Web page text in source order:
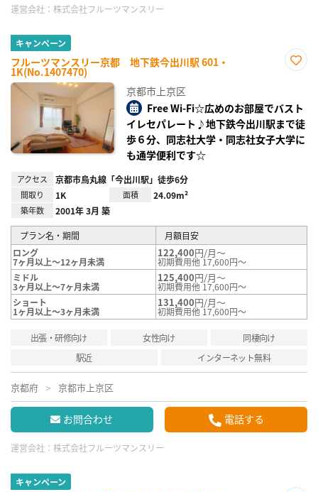
運営会社： 株式会社フルーツマンスリー
キャンペーン
フルーツマンスリー京都 地下鉄今出川駅 601・
1K(No.1407470)
録
京都市上京区
Free Wi-Fi☆広めのお部屋でバスト
イレセパレート♪地下鉄今出川駅まで徒
歩６分、同志社大学・同志社女子大学に
も通学便利です☆
アクセス 京都市烏丸線「今出川駅」徒歩6分
間取り 1K 面積 24.09m²
築年数 2001年 3月 築
プラン名・期間
月額目安
ロング
7ヶ月以上～12ヶ月未満
122,400円/月～
初期費用他 17,600円～
ミドル
3ヶ月以上～7ヶ月未満
125,400円/月～
初期費用他 17,600円～
ショート
1ヶ月以上～3ヶ月未満
131,400円/月～
初期費用他 17,600円～
出張・研修向け 女性向け
同棲向け
駅近
インターネット無料
京都府 京都市上京区
お問合わせ 電話する
運営会社： 株式会社フルーツマンスリー
キャンペーン